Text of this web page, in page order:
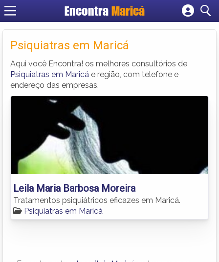
EncontraMaricá
Cadastrar empresa
Criar conta
Psiquiatras em Maricá
Aqui você Encontra! os melhores consultórios de
Psiquiatras em Maricá e região, com telefone e
endereço das empresas.
Leila Maria Barbosa Moreira
Tratamentos psiquiátricos eficazes em Maricá.
Psiquiatras em Maricá